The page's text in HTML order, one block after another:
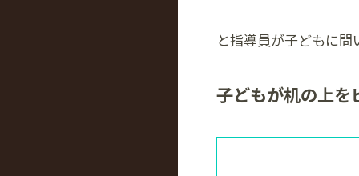
と指導員が子どもに
子どもが机の上